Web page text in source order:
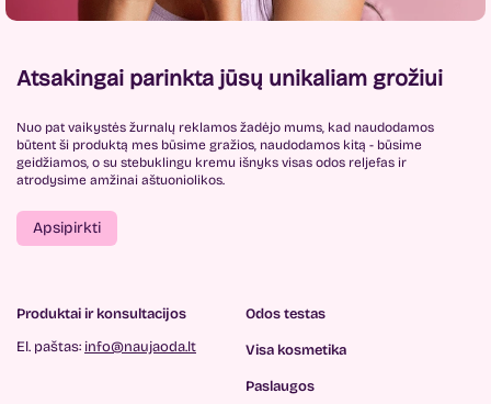
Atsakingai parinkta jūsų unikaliam grožiui
Nuo pat vaikystės žurnalų reklamos žadėjo mums, kad naudodamos
būtent ši produktą mes būsime gražios, naudodamos kitą - būsime
geidžiamos, o su stebuklingu kremu išnyks visas odos reljefas ir
atrodysime amžinai aštuoniolikos.
Apsipirkti
Produktai ir konsultacijos
El. paštas: info@naujaoda.lt
Odos testas
Visa kosmetika
Paslaugos